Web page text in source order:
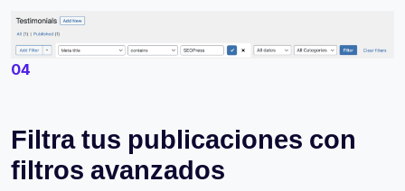
04
Filtra tus publicaciones con
filtros avanzados